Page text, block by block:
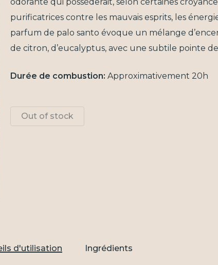
purificatrices contre les mauvais esprits, les
parfum de palo santo évoque un mélange
de citron, d’eucalyptus, avec une subtile pointe
Durée de combustion: Approximativement 20h
Out of stock
d'utilisation Ingrédients